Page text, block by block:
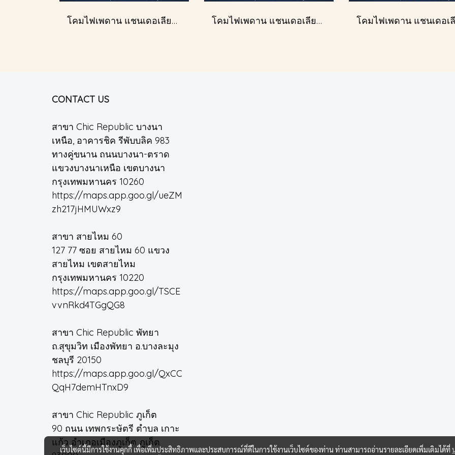
โคมไฟเพดาน แชนเดอเลียร์ รุ่น A028-D40 โคมไฟเพดาน แชนเดอเลียร์ รุ่น 1227
CONTACT US
สาขา Chic Republic บางนา
เหนือ, อาคารชิค รีพับบลิค 983
ทางคู่ขนาน ถนนบางนา-ตราด
แขวงบางนาเหนือ เขตบางนา
กรุงเทพมหานคร 10260
https://maps.app.goo.gl/ueZM
zh217jHMUWxz9
สาขา สายไหม 60
127 77 ซอย สายไหม 60 แขวง
สายไหม เขตสายไหม
กรุงเทพมหานคร 10220
https://maps.app.goo.gl/TSCE
vvnRkd4TGgQG8
สาขา Chic Republic พัทยา
ถ.สุขุมวิท เมืองพัทยา อ.บางละมุง
ชลบุรี 20150
https://maps.app.goo.gl/QxCC
QqH7demHTnxD9
สาขา Chic Republic ภูเก็ต
90 ถนน เทพกระษัตรี ตำบล เกาะ
แก้ว อำเภอเมืองภูเก็ต ภูเก็ต
เว็บไซต์นี้มีการใช้งานคุกกี้ เพื่อเพิ่มประสิทธิภาพและประสบการณ์ที่ดีในการใช้งานเว็บไซต์ของท่าน ท่านสามารถอ่านรายละเอียดเพิ่มเติมได้ที่